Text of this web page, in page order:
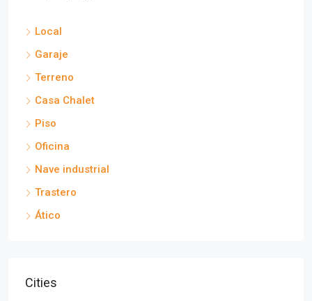
Local
Garaje
Terreno
Casa Chalet
Piso
Oficina
Nave industrial
Trastero
Ático
Cities